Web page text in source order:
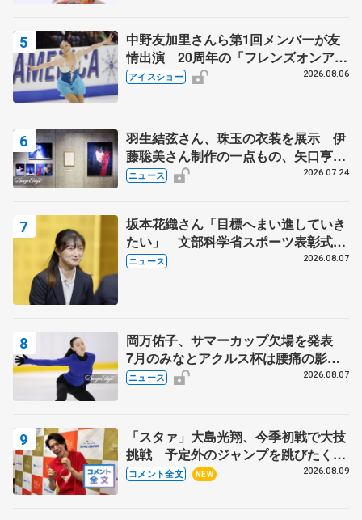
中野友加里さんら第1回メンバーが友
情出演 20周年の「フレンズオンアイ
ス」 宮本賢二さん、有川梨絵さん、
アイスショー 2026.08.06
羽生結弦さん、珠玉の衣装を展示 伊
藤聡美さん制作の一点もの、矢口亨さ
んが撮影
ニュース 2026.07.24
坂本花織さん「目標へまい進していき
たい」 文部科学省スポーツ表彰式で
代表謝辞
ニュース 2026.08.07
岡万佑子、サマーカップ欠場を発表
7月のみなとアクルス杯は腰痛の影響
で
ニュース 2026.08.07
「スタァ」大島光翔、今季初戦で大技
挑戦 予定外のジャンプを跳びたくな
った理由とは… 【関東サマートロフ
コメント全文 NEW 2026.08.09